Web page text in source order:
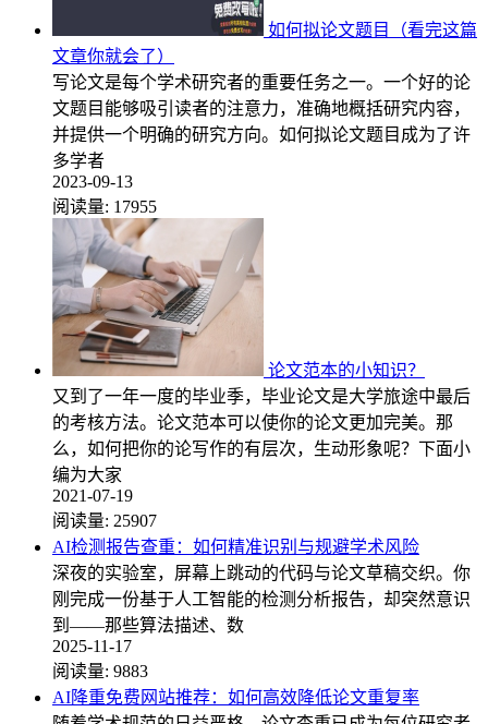
如何拟论文题目（看完这篇
文章你就会了）
写论文是每个学术研究者的重要任务之一。一个好的论
文题目能够吸引读者的注意力，准确地概括研究内容，
并提供一个明确的研究方向。如何拟论文题目成为了许
多学者
2023-09-13
阅读量: 17955
论文范本的小知识？
又到了一年一度的毕业季，毕业论文是大学旅途中最后
的考核方法。论文范本可以使你的论文更加完美。那
么，如何把你的论写作的有层次，生动形象呢？下面小
编为大家
2021-07-19
阅读量: 25907
AI检测报告查重：如何精准识别与规避学术风险
深夜的实验室，屏幕上跳动的代码与论文草稿交织。你
刚完成一份基于人工智能的检测分析报告，却突然意识
到——那些算法描述、数
2025-11-17
阅读量: 9883
AI降重免费网站推荐：如何高效降低论文重复率